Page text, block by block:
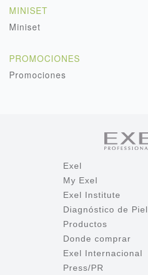
MINISET
Miniset
PROMOCIONES
Promociones
Exel
My Exel
Exel Institute
Diagnóstico de Piel
Productos
Donde comprar
Exel Internacional
Press/PR